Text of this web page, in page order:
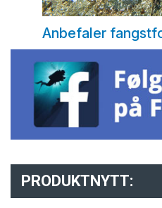
Anbefaler
PRODUKTNYTT: